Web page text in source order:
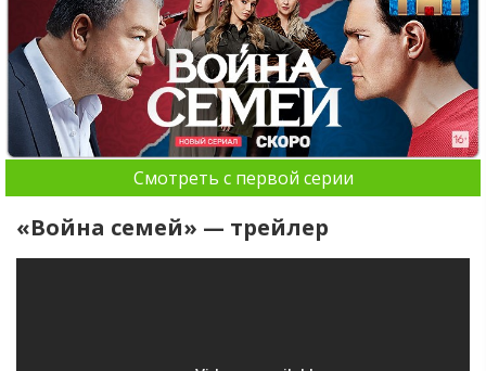
Смотреть с первой серии
«Война семей» — трейлер